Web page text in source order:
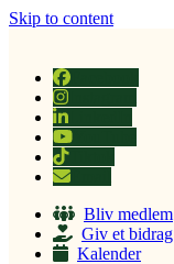
Skip to content
Tiktok
Bliv medlem
Giv et bidrag
Kalender